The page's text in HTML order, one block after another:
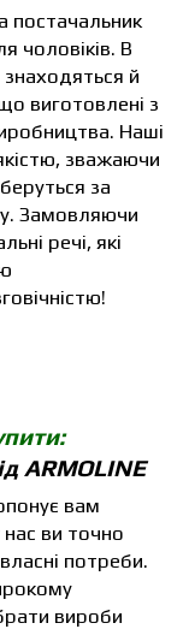
постачальник
чоловіків. В
й
виготовлені з
Наші
зважаючи
за
Замовляючи
речі, які
ARMOLINE
вам
нас ви точно
потреби.
вироби